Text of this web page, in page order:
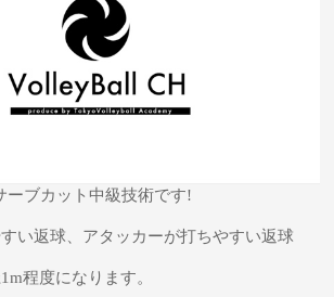
ーブカット中級技術です!
い返球、アタッカーが打ちやすい返球
程度になります。